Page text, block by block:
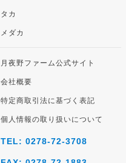
タカ
メダカ
月夜野ファーム公式サイト
会社概要
特定商取引法に基づく表記
個人情報の取り扱いについて
TEL: 0278-72-3708